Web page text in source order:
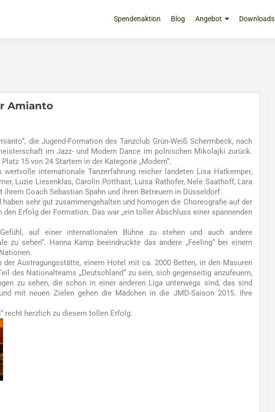
Inhalt
Spendenaktion Blog Angebot Downloads
Amianto
die Jugend-Formation des Tanzclub Grün-Weiß Schermbeck, nach
im Jazz- und Modern Dance im polnischen Mikolajki zurück.
15 von 24 Startern in der Kategorie „Modern“.
internationale Tanzerfahrung reicher landeten Lisa Hatkemper,
Luzie Liesenklas, Carolin Potthast, Luisa Rathofer, Nele Saathoff, Lara
Coach Sebastian Spahn und ihren Betreuern in Düsseldorf.
sehr gut zusammengehalten und homogen die Choreografie auf der
den Erfolg der Formation. Das war „ein toller Abschluss einer spannenden
auf einer internationalen Bühne zu stehen und auch andere
zu sehen“. Hanna Kamp beeindruckte das andere „Feeling“ bei einem
Austragungsstätte, einem Hotel mit ca. 2000 Betten, in den Masuren
des Nationalteams „Deutschland“ zu sein, sich gegenseitig anzufeuern,
zu sehen, die schon in einer anderen Liga unterwegs sind, das sind
mit neuen Zielen gehen die Mädchen in die JMD-Saison 2015. Ihre
recht herzlich zu diesem tollen Erfolg.